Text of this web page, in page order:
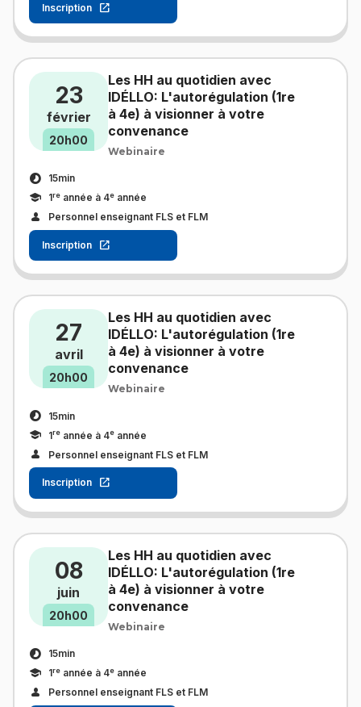
Inscription
23
février
20h00
Les HH au quotidien avec
IDÉLLO: L'autorégulation (1re
à 4e) à visionner à votre
convenance
Webinaire
15min
1re année à 4e année
Personnel enseignant FLS et FLM
Inscription
27
avril
20h00
Les HH au quotidien avec
IDÉLLO: L'autorégulation (1re
à 4e) à visionner à votre
convenance
Webinaire
15min
1re année à 4e année
Personnel enseignant FLS et FLM
Inscription
08
juin
20h00
Les HH au quotidien avec
IDÉLLO: L'autorégulation (1re
à 4e) à visionner à votre
convenance
Webinaire
15min
1re année à 4e année
Personnel enseignant FLS et FLM